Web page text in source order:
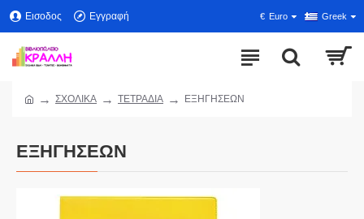
Εισοδος Εγγραφή € Euro Greek
ΣΧΟΛΙΚΑ ΤΕΤΡΑΔΙΑ ΕΞΗΓΗΣΕΩΝ
ΕΞΗΓΗΣΕΩΝ